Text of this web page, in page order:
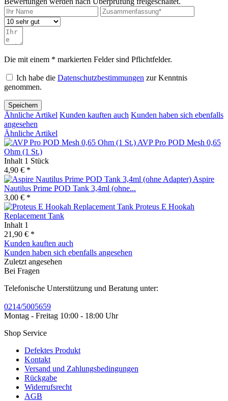
Die mit einem * markierten Felder sind Pflichtfelder.
Ich habe die Datenschutzbestimmungen zur Kenntnis
genommen.
Speichern
Ähnliche Artikel Kunden kauften auch Kunden haben sich ebenfalls
angesehen
Ähnliche Artikel
AVP Pro POD Mesh 0,65
Ohm (1 St.)
Inhalt 1 Stück
4,90 € *
Aspire
Nautilus Prime POD Tank 3,4ml (ohne...
3,00 € *
Proteus E Hookah
Replacement Tank
Inhalt 1
21,90 € *
Kunden kauften auch
Kunden haben sich ebenfalls angesehen
Zuletzt angesehen
Bei Fragen
Telefonische Unterstützung und Beratung unter:
0214/5005659
Montag - Freitag 10:00 - 18:00 Uhr
Shop Service
Defektes Produkt
Kontakt
Versand und Zahlungsbedingungen
Rückgabe
Widerrufsrecht
AGB